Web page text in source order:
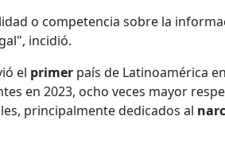
o competencia sobre la
incidió.
el primer país de Latinoamérica en
en 2023, ocho veces mayor
principalmente dedicados al